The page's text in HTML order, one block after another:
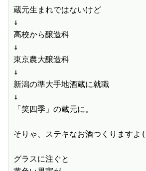
蔵元生まれではないけど
↓
高校から醸造科
↓
東京農大醸造科
↓
新潟の準大手地酒蔵に就職
↓
「笑四季」の蔵元に。
そりゃ、ステキなお酒つくります
グラスに注ぐと